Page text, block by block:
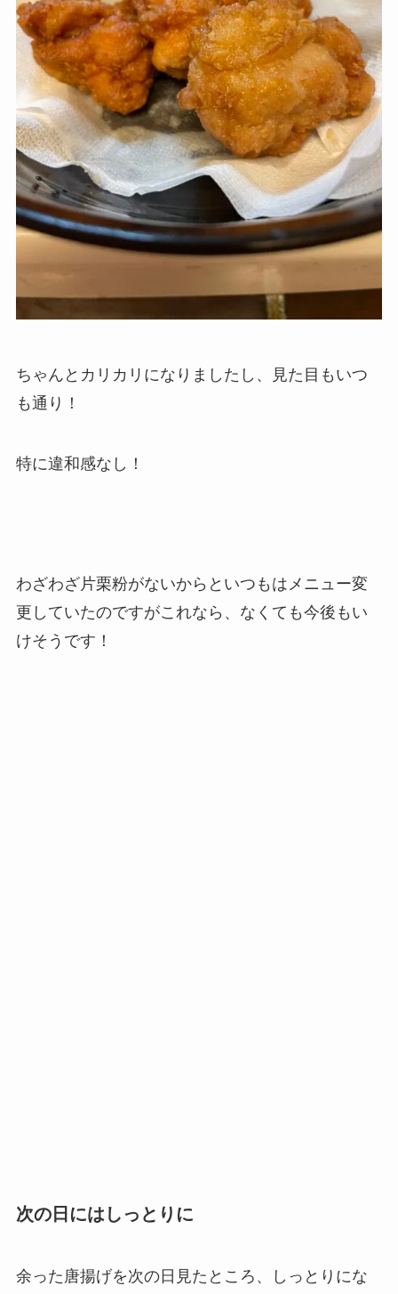
ちゃんとカリカリになりましたし、見た目もいつ
も通り！
特に違和感なし！
わざわざ片栗粉がないからといつもはメニュー変
更していたのですがこれなら、なくても今後もい
けそうです！
次の日にはしっとりに
余った唐揚げを次の日見たところ、しっとりにな